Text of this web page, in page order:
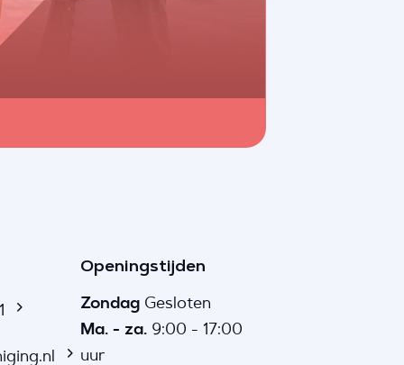
Openingstijden
Zondag Gesloten
Ma. - za. 9:00 - 17:00
uur